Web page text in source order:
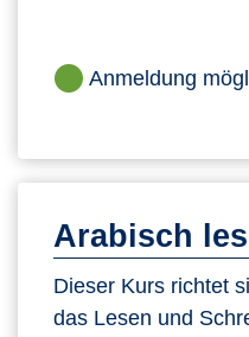
Anmeldung
Arabisch
Dieser Kurs richtet
das Lesen und